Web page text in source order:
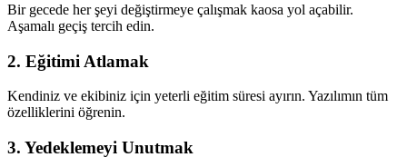
Bir gecede her şeyi değiştirmeye çalışmak kaosa yol açabilir.
Aşamalı geçiş tercih edin.
2. Eğitimi Atlamak
Kendiniz ve ekibiniz için yeterli eğitim süresi ayırın. Yazılımın tüm
özelliklerini öğrenin.
3. Yedeklemeyi Unutmak